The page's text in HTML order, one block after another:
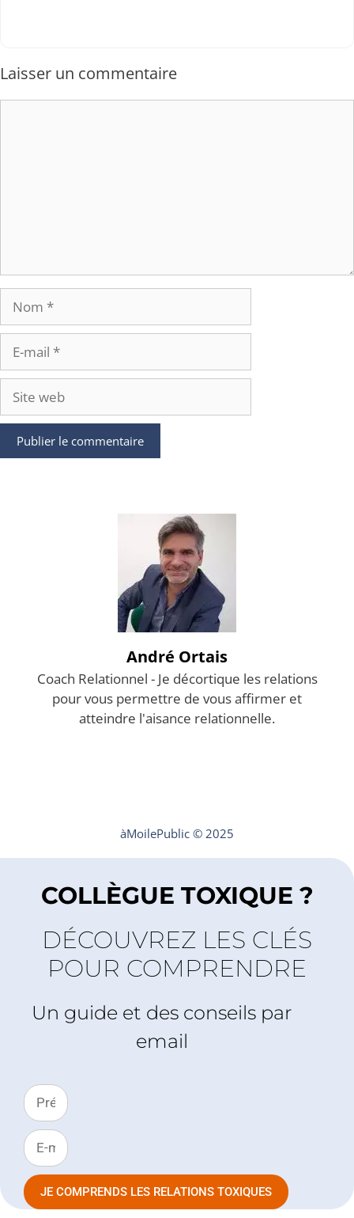
Laisser un commentaire
mail
Site
web
André Ortais
Coach Relationnel - Je décortique les relations
pour vous permettre de vous affirmer et
atteindre l'aisance relationnelle.
àMoilePublic © 2025
COLLÈGUE TOXIQUE ?
DÉCOUVREZ LES CLÉS
POUR COMPRENDRE
Un guide et des conseils par
email
JE COMPRENDS LES RELATIONS TOXIQUES